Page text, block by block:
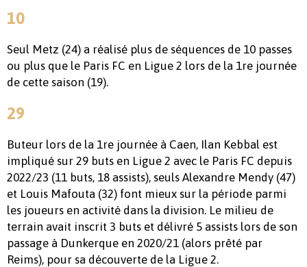
10
Seul Metz (24) a réalisé plus de séquences de 10 passes
ou plus que le Paris FC en Ligue 2 lors de la 1re journée
de cette saison (19).
29
Buteur lors de la 1re journée à Caen, Ilan Kebbal est
impliqué sur 29 buts en Ligue 2 avec le Paris FC depuis
2022/23 (11 buts, 18 assists), seuls Alexandre Mendy (47)
et Louis Mafouta (32) font mieux sur la période parmi
les joueurs en activité dans la division. Le milieu de
terrain avait inscrit 3 buts et délivré 5 assists lors de son
passage à Dunkerque en 2020/21 (alors prêté par
Reims), pour sa découverte de la Ligue 2.